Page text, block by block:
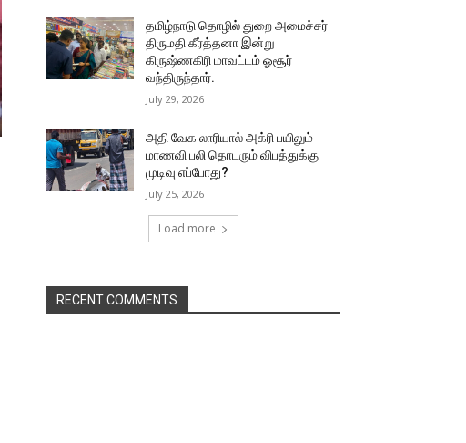
தமிழ்நாடு தொழில் துறை அமைச்சர்
திருமதி கீர்த்தனா இன்று
கிருஷ்ணகிரி மாவட்டம் ஓசூர்
வந்திருந்தார்.
July 29, 2026
அதி வேக லாரியால் அக்ரி பயிலும்
மாணவி பலி தொடரும் விபத்துக்கு
முடிவு எப்போது?
July 25, 2026
Load more
RECENT COMMENTS